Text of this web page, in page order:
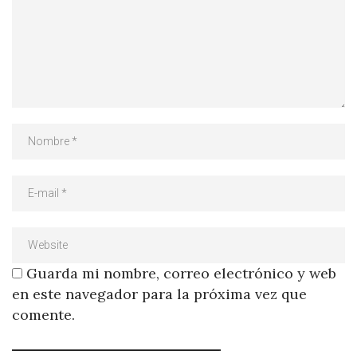
Guarda mi nombre, correo electrónico y web
en este navegador para la próxima vez que
comente.